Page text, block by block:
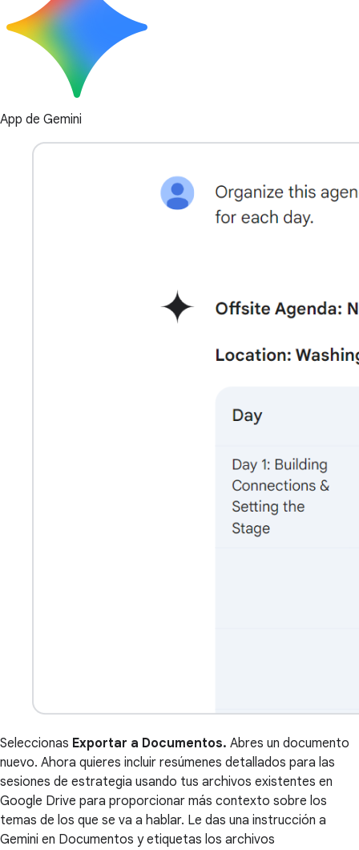
App de Gemini
Seleccionas Exportar a Documentos. Abres un documento
nuevo. Ahora quieres incluir resúmenes detallados para las
sesiones de estrategia usando tus archivos existentes en
Google Drive para proporcionar más contexto sobre los
temas de los que se va a hablar. Le das una instrucción a
Gemini en Documentos y etiquetas los archivos